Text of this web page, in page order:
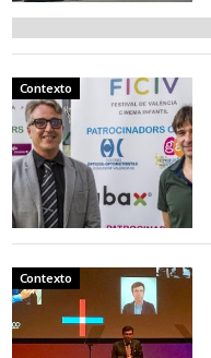
Contexto
Contexto